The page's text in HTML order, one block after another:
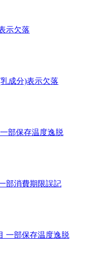
示欠落
成分)表示欠落
部保存温度逸脱
部消費期限誤記
一部保存温度逸脱